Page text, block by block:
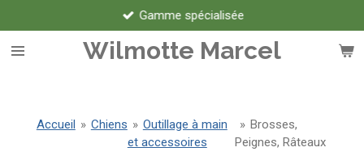
au
contenu
Wilmotte Marcel
Gamme spécialisée
Accueil » Chiens » Outillage à main
et accessoires
» Brosses,
Peignes, Râteaux